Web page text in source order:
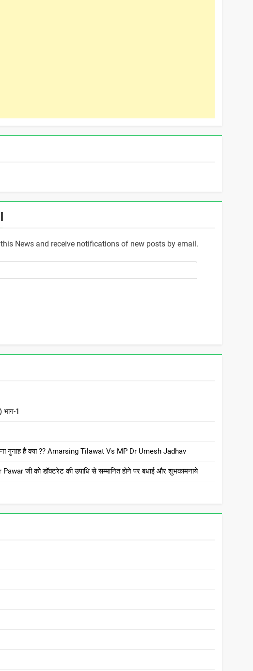
News and receive notifications of new posts by email.
1
गुनाह है क्या ?? Amarsing Tilawat Vs MP Dr Umesh Jadhav
जी को डॉक्टरेट की उपाधि से सम्मानित होने पर बधाई और शुभकामनाये